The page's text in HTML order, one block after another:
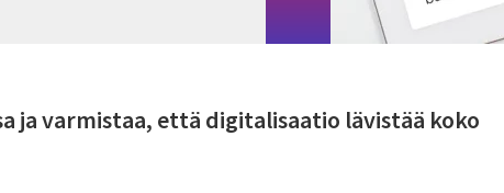
ja varmistaa, että digitalisaatio lävistää koko